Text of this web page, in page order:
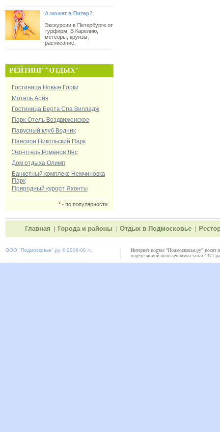
А может в Питер?
Экскурсии в Петербурге от
турфирм. В Карелию,
метеоры, круизы,
расписание.
РЕЙТИНГ "ОТДЫХ"
Гостиница Новые Горки
Мотель Ария
Гостиница Берта Спа Вилладж
Парк-Отель Воздвиженское
Парусный клуб Водник
Пансион Никольский Парк
Эко-отель Романов Лес
Дом отдыха Олимп
Банкетный комплекс Немчиновка
Парк
Природный курорт Яхонты
*- по популярности
Главная Города и районы Отдых в Подмосковье
ООО "Подмосковье" .ру © 2006-08 гг.
Интернет портал "Подмосковье.ру" носит
определяемой положениями статьи 437